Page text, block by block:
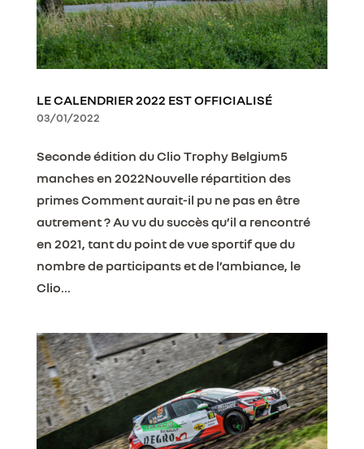
LE CALENDRIER 2022 EST OFFICIALISÉ
03/01/2022
Seconde édition du Clio Trophy Belgium5
manches en 2022Nouvelle répartition des
primes Comment aurait-il pu ne pas en être
autrement ? Au vu du succès qu’il a rencontré
en 2021, tant du point de vue sportif que du
nombre de participants et de l’ambiance, le
Clio...